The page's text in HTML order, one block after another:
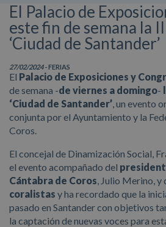
El Palacio de
este fin de semana la
‘Ciudad de Santander’
27/02/2024- FERIAS
El Palacio de Exposiciones y
de semana -de viernes a domingo-
‘Ciudad de Santander’, un evento
conjunta por el Ayuntamiento y la
Coros.
El concejal de Dinamización Social,
el evento acompañado del
Cántabra de Coros, Julio Merino, y
coralistas y ha recordado que la
pasado en Santandercon objetivos
la captación de nuevas voces para